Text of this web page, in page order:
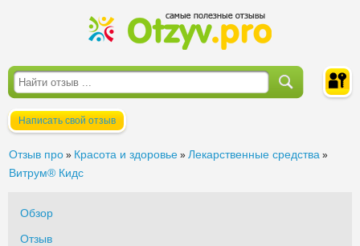
Написать свой отзыв
Отзыв про » Красота и здоровье » Лекарственные средства »
Витрум® Кидс
Обзор
Отзыв